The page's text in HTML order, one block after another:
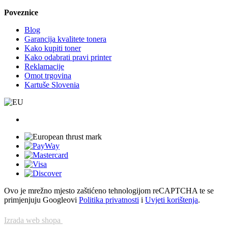
Poveznice
Blog
Garancija kvalitete tonera
Kako kupiti toner
Kako odabrati pravi printer
Reklamacije
Omot trgovina
Kartuše Slovenia
Ovo je mrežno mjesto zaštićeno tehnologijom reCAPTCHA te se
primjenjuju Googleovi Politika privatnosti i Uvjeti korištenja.
Izrada web shopa